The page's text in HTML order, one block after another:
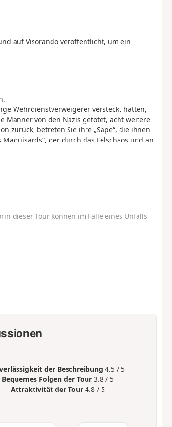
auf Visorando veröffentlicht, um ein
Wehrdienstverweigerer versteckt hatten,
Männer von den Nazis getötet, acht weitere
zurück; betreten Sie ihre „Sape“, die ihnen
der durch das Felschaos und an
dieser Tour können im Falle eines Unfalls
der Beschreibung 4.5 / 5
Bequemes Folgen der Tour 3.8 / 5
Attraktivität der Tour 4.8 / 5